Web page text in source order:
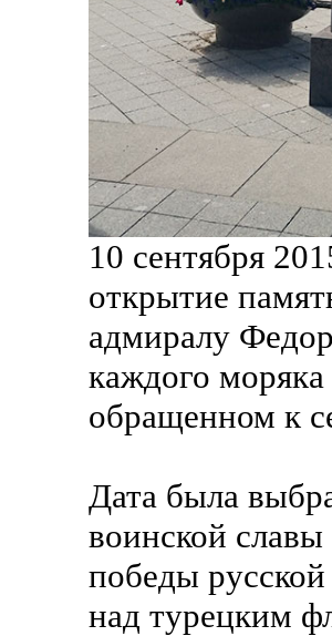
10 сентября
открытие
адмиралу
каждого
обращенном к
Дата была
воинской
победы
над турецким